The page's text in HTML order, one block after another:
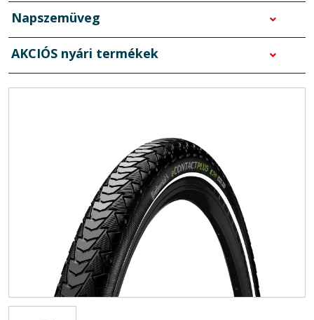
Napszemüveg
AKCIÓS nyári termékek